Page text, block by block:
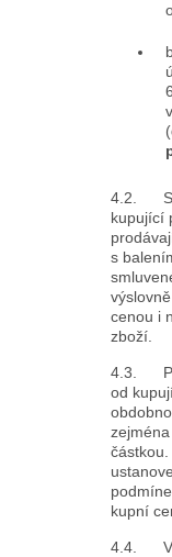
4.2.
kupující
s
cenou i
zboží.
4.3.
od
kupní
4.4. V